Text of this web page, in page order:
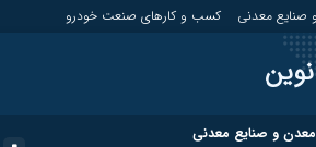
معدنی
کسب و کارهای صنعت خودرو
و صنایع معدنی